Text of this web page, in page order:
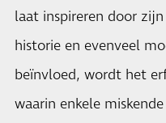
laat inspireren door
historie en evenveel
beïnvloed, wordt het
waarin enkele